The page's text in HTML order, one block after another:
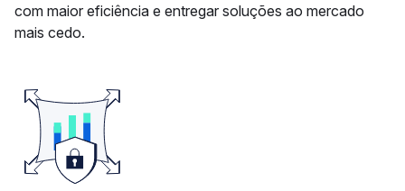
com maior eficiência e entregar soluções ao mercado
mais cedo.